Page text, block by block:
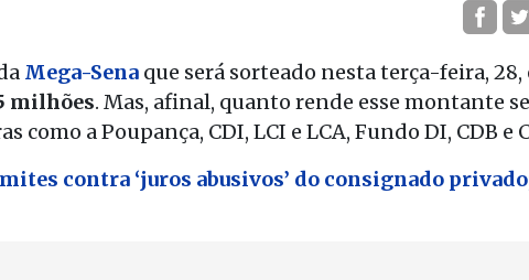
Mega-Sena que será sorteado nesta terça-feira, 28,
milhões. Mas, afinal, quanto rende esse montante
como a Poupança, CDI, LCI e LCA, Fundo DI, CDB e
contra ‘juros abusivos’ do consignado